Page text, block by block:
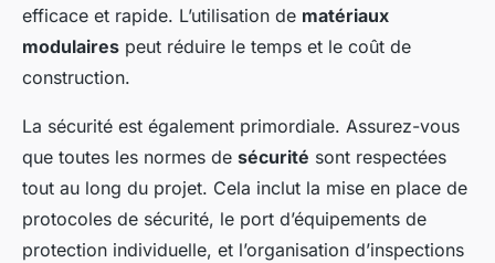
efficace et rapide. L’utilisation de matériaux
modulaires peut réduire le temps et le coût de
construction.
La sécurité est également primordiale. Assurez-vous
que toutes les normes de sécurité sont respectées
tout au long du projet. Cela inclut la mise en place de
protocoles de sécurité, le port d’équipements de
protection individuelle, et l’organisation d’inspections